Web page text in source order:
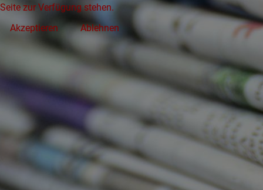
Seite zur Verfügung stehen.
Akzeptieren
Ablehnen